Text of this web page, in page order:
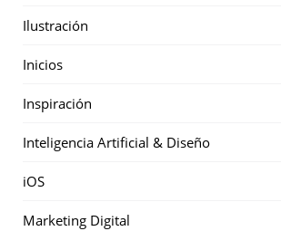
Ilustración
Inicios
Inspiración
Inteligencia Artificial & Diseño
iOS
Marketing Digital